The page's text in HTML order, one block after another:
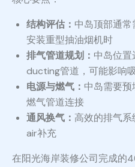
结构评估： 中岛顶部通
安装重型抽油烟机时
排气管道规划： 中岛位
ducting管道，可能影响
电源与燃气： 中岛需要
燃气管道连接
通风换气： 高效的排气
air补充
在阳光海岸装修公司完成的